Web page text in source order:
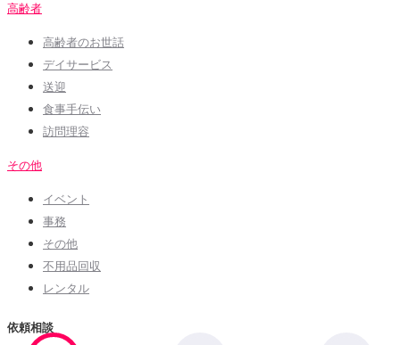
高齢者
高齢者のお世話
デイサービス
送迎
食事手伝い
訪問理容
その他
イベント
事務
その他
不用品回収
レンタル
依頼相談